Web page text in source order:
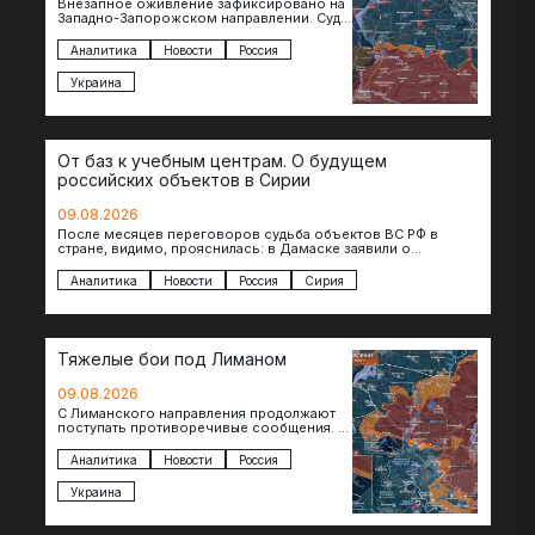
Внезапное оживление зафиксировано на
Западно-Запорожском направлении. Судя
подразделения предприняли рывок в
сторону западных окраин Малой
Токмачки…
Аналитика Новости Россия
Украина
От баз к учебным центрам. О будущем
российских объектов в Сирии
09.08.2026
После месяцев переговоров судьба объектов ВС РФ в
стране, видимо, прояснилась: в Дамаске заявили о
Аналитика Новости Россия Сирия
Тяжелые бои под Лиманом
09.08.2026
С Лиманского направления продолжают
поступать противоречивые сообщения. В
продолжаются ожесточенные бои, а из
некоторых уже длительное время…
Аналитика Новости Россия
Украина